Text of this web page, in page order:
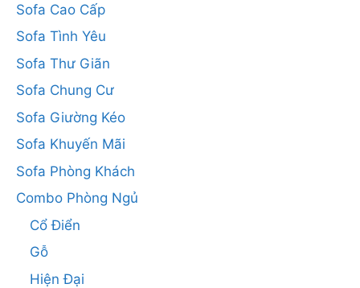
Sofa Cao Cấp
Sofa Tình Yêu
Sofa Thư Giãn
Sofa Chung Cư
Sofa Giường Kéo
Sofa Khuyến Mãi
Sofa Phòng Khách
Combo Phòng Ngủ
Cổ Điển
Gỗ
Hiện Đại